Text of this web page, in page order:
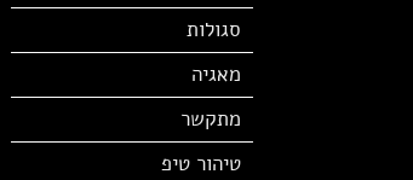
סגולות
מאגיה
מתקשר
טיהור טיפ